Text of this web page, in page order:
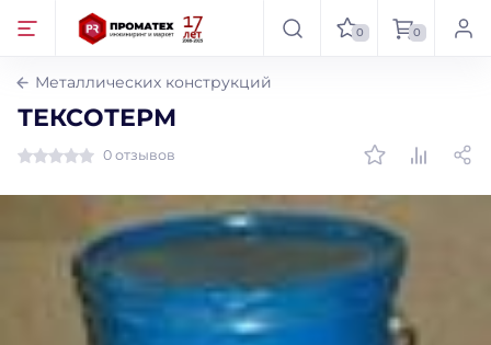
0 0
Металлических конструкций
ТЕКСОТЕРМ
0 отзывов